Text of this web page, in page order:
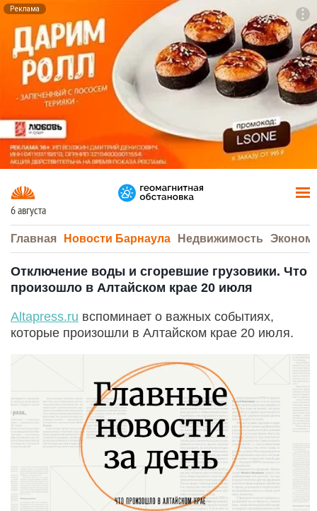
Реклама
6 августа
Главная Новости Барнаула Недвижимость
Отключение воды и сгоревшие грузовики. Что
произошло в Алтайском крае 20 июля
Altapress.ru вспоминает о важных событиях,
которые произошли в Алтайском крае 20 июля.